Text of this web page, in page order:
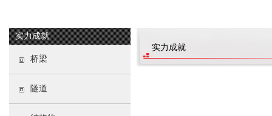
实力成就
桥梁
隧道
实力成就